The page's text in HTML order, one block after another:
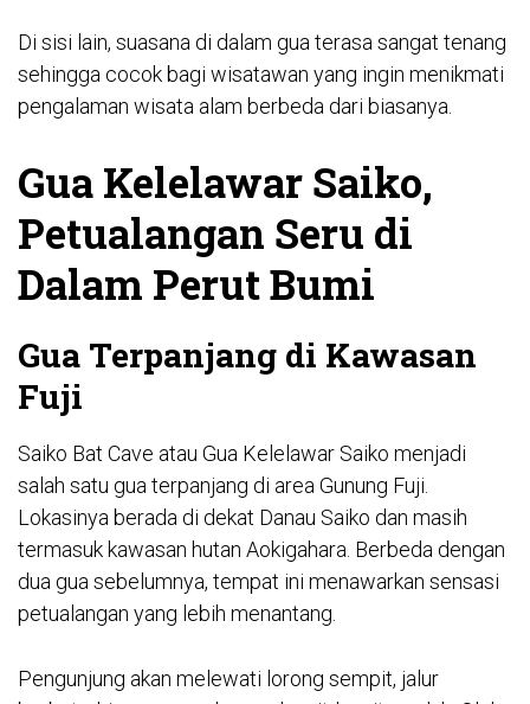
Di sisi lain, suasana di dalam gua terasa sangat tenang
sehingga cocok bagi wisatawan yang ingin menikmati
pengalaman wisata alam berbeda dari biasanya.
Gua Kelelawar Saiko,
Petualangan Seru di
Dalam Perut Bumi
Gua Terpanjang di Kawasan
Fuji
Saiko Bat Cave atau Gua Kelelawar Saiko menjadi
salah satu gua terpanjang di area Gunung Fuji.
Lokasinya berada di dekat Danau Saiko dan masih
termasuk kawasan hutan Aokigahara. Berbeda dengan
dua gua sebelumnya, tempat ini menawarkan sensasi
petualangan yang lebih menantang.
Pengunjung akan melewati lorong sempit, jalur